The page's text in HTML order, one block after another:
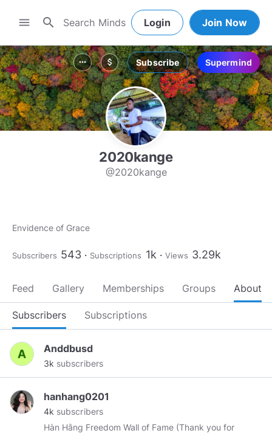
menu search Login Join Now
more_horiz attach_money Subscribe Supermind
2020kange
@2020kange
Envidence of Grace
Subscribers 543 Subscriptions 1k Views 3.29k
Feed Gallery Memberships Groups About
Subscribers Subscriptions
Anddbusd
3k subscribers
hanhang0201
4k subscribers
Hàn Hằng Freedom Wall of Fame (Thank you for